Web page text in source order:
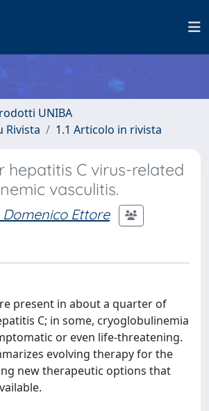
UNIBA
Rivista
1.1 Articolo in rivista
hepatitis C virus-related
vasculitis.
Domenico Ettore
present in about a quarter of
C; in some, cryoglobulinemia
or even life-threatening.
evolving therapy for the
new therapeutic options that